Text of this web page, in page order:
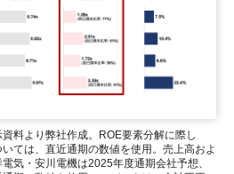
料より弊社作成。ROE要素分解に際し
ては、直近通期の数値を使用。売上高およ
気・安川電機は2025年度通期会社予想、